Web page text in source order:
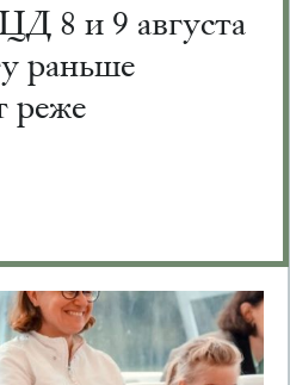
8 и 9 августа
раньше
реже